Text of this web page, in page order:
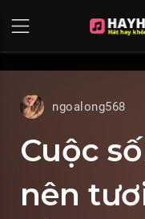
ngoalong568
Cuộc
nên